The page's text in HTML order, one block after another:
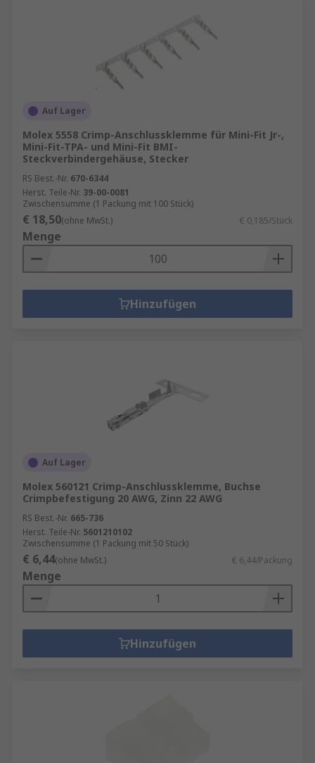
Auf Lager
Molex 5558 Crimp-Anschlussklemme für Mini-Fit Jr-,
Mini-Fit-TPA- und Mini-Fit BMI-
Steckverbindergehäuse, Stecker
RS Best.-Nr. 670-6344
Herst. Teile-Nr. 39-00-0081
Zwischensumme (1 Packung mit 100 Stück)
€ 18,50(ohne MwSt.) € 0,185/Stück
Menge
Hinzufügen
Auf Lager
Molex 560121 Crimp-Anschlussklemme, Buchse
Crimpbefestigung 20 AWG, Zinn 22 AWG
RS Best.-Nr. 665-736
Herst. Teile-Nr. 5601210102
Zwischensumme (1 Packung mit 50 Stück)
€ 6,44(ohne MwSt.) € 6,44/Packung
Menge
Hinzufügen